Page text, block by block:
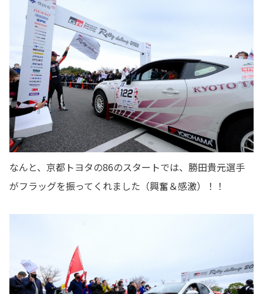
なんと、京都トヨタの86のスタートでは、勝田貴元選手
がフラッグを振ってくれました（興奮＆感激）！！